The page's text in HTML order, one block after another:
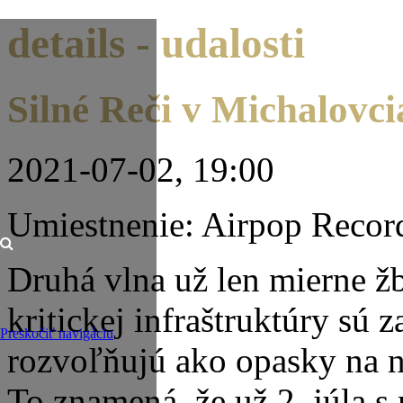
Preskočiť navigáciu
details - udalosti
Silné Reči v
2021-07-02, 19:00
Umiestnenie: Airpop
Druhá vlna už len mierne
kritickej infraštruktúry sú
rozvoľňujú ako opasky na